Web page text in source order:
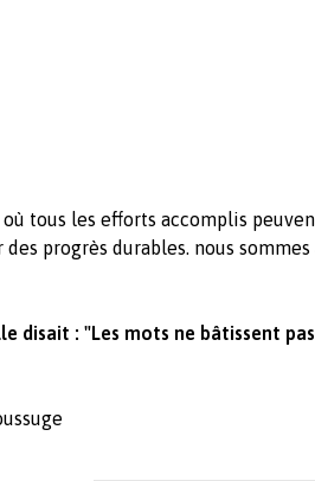
tous les efforts accomplis
des progrès durables. nous
disait : "Les mots ne bâtissent